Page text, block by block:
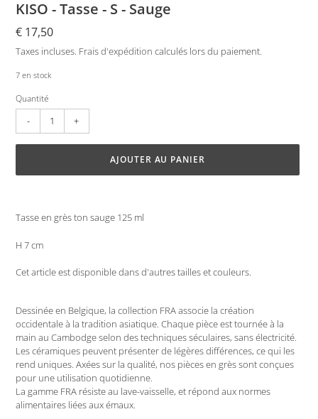
KISO - Tasse - S - Sauge
Prix
normal
€ 17,50
Taxes incluses. Frais d'expédition calculés lors du paiement.
7 en stock
Quantité
AJOUTER AU PANIER
produit
votre
Tasse en grès ton sauge 125 ml
H 7 cm
Cet article est disponible dans d'autres tailles et couleurs.
Dessinée en Belgique, la collection FRA associe la création
occidentale à la tradition asiatique. Chaque pièce est tournée à la
main au Cambodge selon des techniques séculaires, sans électricité.
Les céramiques peuvent présenter de légères différences, ce qui les
rend uniques. Axées sur la qualité, nos pièces en grès sont conçues
pour une utilisation quotidienne.
La gamme FRA résiste au lave-vaisselle, et répond aux normes
alimentaires liées aux émaux.